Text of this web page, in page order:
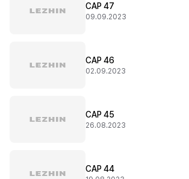
CAP 47
09.09.2023
CAP 46
02.09.2023
CAP 45
26.08.2023
CAP 44